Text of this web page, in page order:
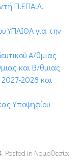
Π.ΕΠΑ.Λ.
ΥΠΑΙΘΑ για την
Α/θμιας
και Β/θμιας
2028 και
Υποψηφίου
. Posted in Νομοθεσία.